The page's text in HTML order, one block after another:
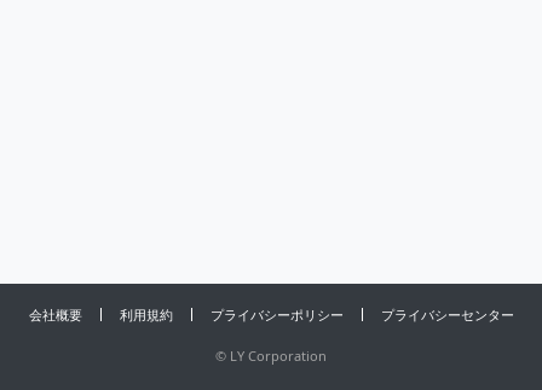
会社概要 利用規約 プライバシーポリシー プライバシーセンター
© LY Corporation